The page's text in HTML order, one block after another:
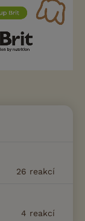
26 reakcí
4 reakcí